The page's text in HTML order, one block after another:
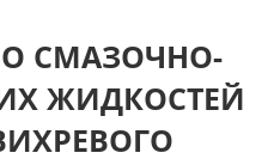
СМАЗОЧНО-
ЖИДКОСТЕЙ